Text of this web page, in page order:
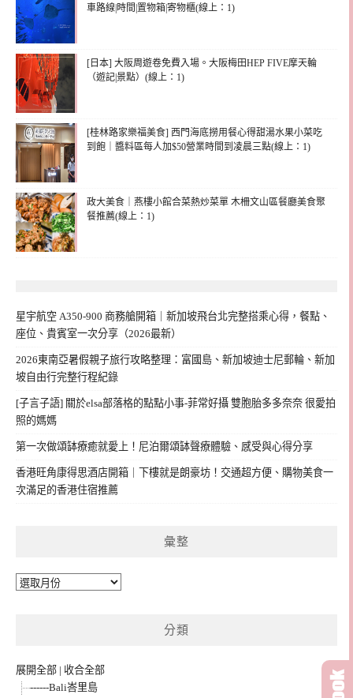
車路線|時間|置物箱|寄物櫃(線上：1)
[日本] 大阪周遊卷免費入場。大阪梅田HEP FIVE摩天輪
（遊記|景點）(線上：1)
[桂林路家樂福美食] 西門海底撈用餐心得甜湯水果小菜吃
到飽｜醬料區每人加$50營業時間到凌晨三點(線上：1)
政大美食｜燕樓小館合菜熱炒菜單 木柵文山區餐廳美食聚
餐推薦(線上：1)
星宇航空 A350-900 商務艙開箱｜新加坡飛台北完整搭乘心得，餐點、
座位、貴賓室一次分享（2026最新）
2026東南亞暑假親子旅行攻略整理：富國島、新加坡迪士尼郵輪、新加
坡自由行完整行程紀錄
[子言子語] 關於elsa部落格的點點小事-菲常好攝 雙胞胎多多奈奈 很愛拍
照的媽媽
第一次做頌缽療癒就愛上！尼泊爾頌缽聲療體驗、感受與心得分享
香港旺角康得思酒店開箱｜下樓就是朗豪坊！交通超方便、購物美食一
次滿足的香港住宿推薦
彙整
彙
分類
展開全部 | 收合全部
------Bali峇里島